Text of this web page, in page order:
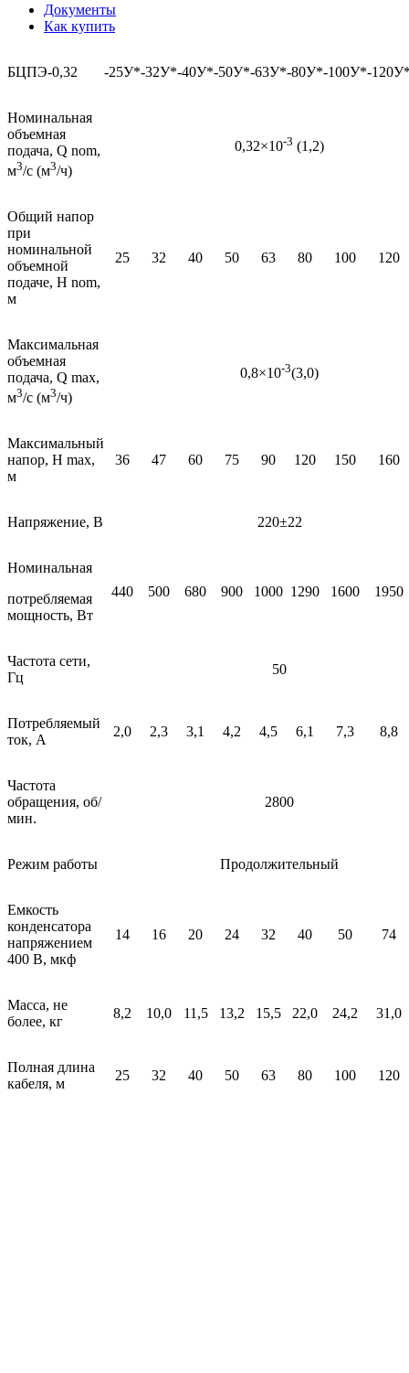
Документы
Как купить
БЦПЭ-0,32 -25У*-32У*-40У*-50У*-63У*-80У*-100У*-
Номинальная
объемная
подача, Q nom,
м3/с (м3/ч)
0,32×10-3 (1,2)
Общий напор
при
номинальной
объемной
подаче, Н nom,
м
25 32 40 50 63 80 100 120
Максимальная
объемная
подача, Q mах,
м3/с (м3/ч)
0,8×10-3(3,0)
Максимальный
напор, Н mах,
м
36 47 60 75 90 120 150 160
Напряжение, В 220±22
Номинальная
потребляемая
мощность, Вт
440 500 680 900 1000 1290 1600 1950
Частота сети,
Гц
50
Потребляемый
ток, А
2,0 2,3 3,1 4,2 4,5 6,1 7,3 8,8
Частота
обращения, об/
мин.
2800
Режим работы Продолжительный
Емкость
конденсатора
напряжением
400 В, мкф
14 16 20 24 32 40 50 74
Масса, не
более, кг
8,2 10,0 11,5 13,2 15,5 22,0 24,2 31,0
Полная длина
кабеля, м
25 32 40 50 63 80 100 120